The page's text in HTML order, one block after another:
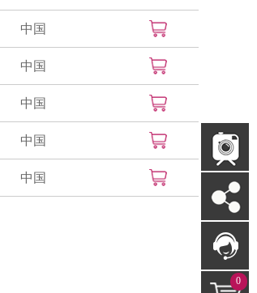
中国
中国
中国
中国
中国
0